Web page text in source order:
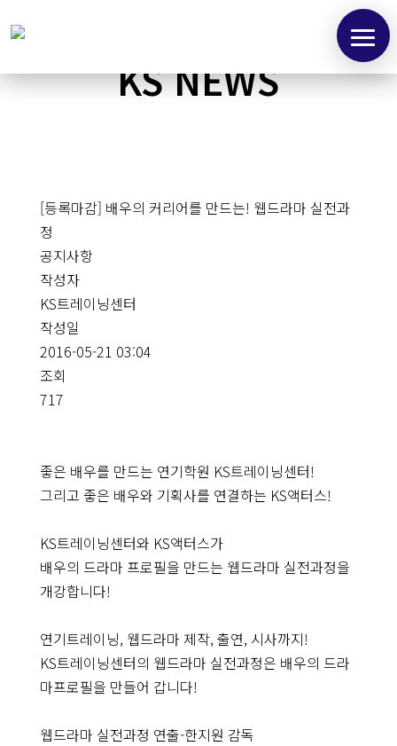
센
터
소
개
커
럼
KS NEWS
[등록마감] 배우의 커리어를 만드는! 웹드라마 실전과
정
공지사항
작성자
KS트레이닝센터
작성일
2016-05-21 03:04
조회
717
좋은 배우를 만드는 연기학원 KS트레이닝센터!
그리고 좋은 배우와 기획사를 연결하는 KS액터스!
KS트레이닝센터와 KS액터스가
배우의 드라마 프로필을 만드는 웹드라마 실전과정을
개강합니다!
연기트레이닝, 웹드라마 제작, 출연, 시사까지!
KS트레이닝센터의 웹드라마 실전과정은 배우의 드라
마프로필을 만들어 갑니다!
웹드라마 실전과정 연출-한지원 감독